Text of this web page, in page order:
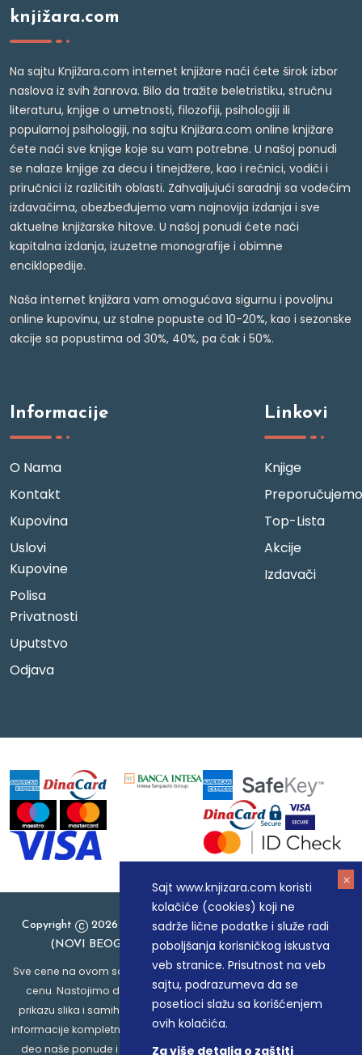
Sajt www.knjizara.com koristi
kolačiće (cookies) koji ne
sadrže lične podatke i služe radi
poboljšanja korisničkog iskustva
veb stranice. Prisutnost na veb
sajtu, podrazumeva da se
posetioci slažu sa korišćenjem
ovih kolačića.
Za više detalja o zaštiti
knjižara.com
Na sajtu Knjižara.com internet knjižare naći ćete širok izbor
naslova iz svih žanrova. Bilo da tražite beletristiku, stručnu
literaturu, knjige o umetnosti, filozofiji, psihologiji ili
popularnoj psihologiji, na sajtu Knjižara.com online knjižare
ćete naći sve knjige koje su vam potrebne. U našoj ponudi
se nalaze knjige za decu i tinejdžere, kao i rečnici, vodiči i
priručnici iz različitih oblasti. Zahvaljujući saradnji sa vodećim
izdavačima, obezbeđujemo vam najnovija izdanja i sve
aktuelne knjižarske hitove. U našoj ponudi ćete naći
kapitalna izdanja, izuzetne monografije i obimne
enciklopedije.
Naša internet knjižara vam omogućava sigurnu i povoljnu
online kupovinu, uz stalne popuste od 10-20%, kao i sezonske
akcije sa popustima od 30%, 40%, pa čak i 50%.
Informacije
O Nama
Kontakt
Kupovina
Uslovi
Kupovine
Polisa
Privatnosti
Uputstvo
Odjava
Linkovi
Knjige
Preporučujemo
Top-Lista
Akcije
Izdavači
Copyright
2026 Knjizara.com - MAKART DOO BEOGRAD
(NOVI BEOGRAD), PIB: 105184104, MB: 20337524
Sve cene na ovom sajtu iskazane su u dinarima. PDV je uračunat u
cenu. Nastojimo da budemo što precizniji u opisu proizvoda,
prikazu slika i samih cena, ali ne možemo garantovati da su sve
informacije kompletne i bez grešaka. Svi artikli prikazani na sajtu su
deo naše ponude i ne podrazumeva da su dostupni u svakom